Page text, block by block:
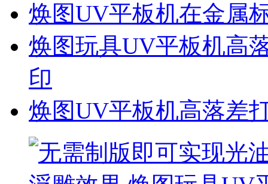
焕图UV平板机在金属
焕图玩具UV平板机高
印
焕图UV平板机高落差